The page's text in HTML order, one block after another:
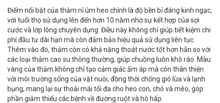
Điểm nổi bật của thảm nỉ úm heo chính là độ bền bỉ đáng kinh ngạc,
với tuổi thọ sử dụng lên đến hơn 10 năm nhờ sự kết hợp của sợi
cước và lớp lông chuyên dụng. Điều này không chỉ giúp tiết kiệm chi
phí đầu tư dài hạn mà còn đảm bảo hiệu quả sử dụng liên tục.
Thêm vào đó, thảm còn có khả năng thoát nước tốt hơn hẳn so với
các loại thảm cao su thông thường, giúp chuồng luôn khô ráo. Màu
vàng của thảm không chỉ tạo cảm giác ấm áp mà còn thân thiện
với môi trường sống của vật nuôi, đồng thời chống gió lùa và lạnh
bụng, mang lại sự thoải mái tối đa cho heo con, chó và mèo, góp
phần giảm thiểu các bệnh về đường ruột và hô hấp.